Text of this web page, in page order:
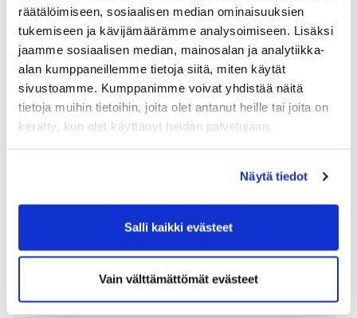
räätälöimiseen, sosiaalisen median ominaisuuksien
tukemiseen ja kävijämäärämme analysoimiseen. Lisäksi
jaamme sosiaalisen median, mainosalan ja analytiikka-
alan kumppaneillemme tietoja siitä, miten käytät
sivustoamme. Kumppanimme voivat yhdistää näitä
tietoja muihin tietoihin, joita olet antanut heille tai joita on
kerätty, kun olet käyttänyt heidän palvelujaan.
Näytä tiedot
Salli kaikki evästeet
Vain välttämättömät evästeet
Kuva Lakiston kentän 18 väylä. 6.3.2025